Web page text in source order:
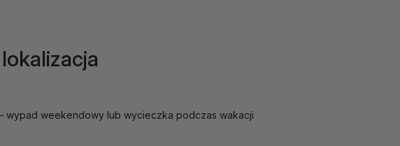
wypad weekendowy lub wycieczka podczas wakacji